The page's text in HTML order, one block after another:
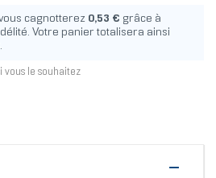
cagnotterez 0,53 € grâce à
Votre panier totalisera ainsi
.
vous le souhaitez